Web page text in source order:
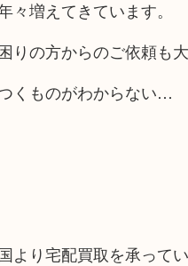
々増えてきています。
りの方からのご依頼も大
くものがわからない…
より宅配買取を承ってい